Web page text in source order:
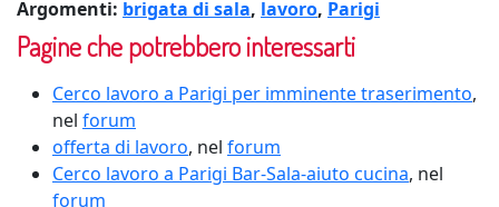
Argomenti: brigata di sala, lavoro, Parigi
Pagine che potrebbero interessarti
Cerco lavoro a Parigi per imminente traserimento,
nel forum
offerta di lavoro, nel forum
Cerco lavoro a Parigi Bar-Sala-aiuto cucina, nel
forum